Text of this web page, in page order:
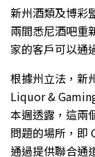
新州酒類及博彩
兩間悉尼酒吧重
家的客戶可以通
根據州立法，新
Liquor &
本週透露，這兩
問題的場所，即
通過提供聯合通